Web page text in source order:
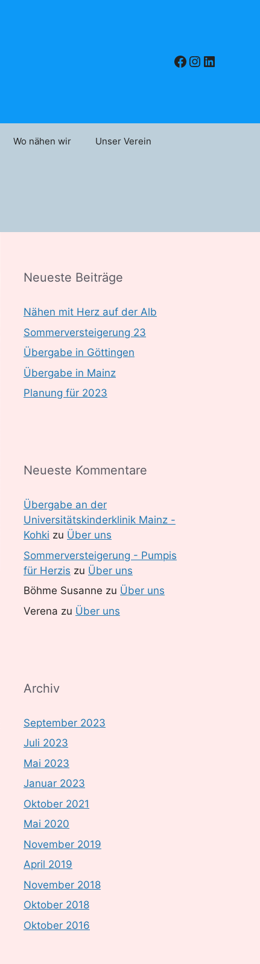
Facebook
Instagram
LinkedIn
Wo nähen wir Unser Verein
Neueste Beiträge
Nähen mit Herz auf der Alb
Sommerversteigerung 23
Übergabe in Göttingen
Übergabe in Mainz
Planung für 2023
Neueste Kommentare
Übergabe an der
Universitätskinderklinik Mainz -
Kohki zu Über uns
Sommerversteigerung - Pumpis
für Herzis zu Über uns
Böhme Susanne zu Über uns
Verena zu Über uns
Archiv
September 2023
Juli 2023
Mai 2023
Januar 2023
Oktober 2021
Mai 2020
November 2019
April 2019
November 2018
Oktober 2018
Oktober 2016